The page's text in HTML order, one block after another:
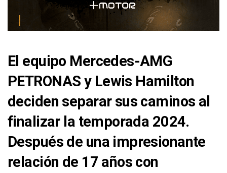
El equipo Mercedes-AMG
PETRONAS y Lewis Hamilton
deciden separar sus caminos al
finalizar la temporada 2024.
Después de una impresionante
relación de 17 años con